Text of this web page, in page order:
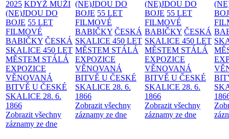
2025 KDYŽ MUŽI
(NE)JDOU DO
BOJE 55 LET
FILMOVÉ
BABIČKY ČESKÁ
SKALICE 450 LET
MĚSTEM STÁLÁ
EXPOZICE
VĚNOVANÁ
BITVĚ U ČESKÉ
SKALICE 28. 6.
1866
Zobrazit všechny
záznamy ze dne
(NE)JDOU DO
BOJE 55 LET
FILMOVÉ
BABIČKY ČESKÁ
SKALICE 450 LET
MĚSTEM STÁLÁ
EXPOZICE
VĚNOVANÁ
BITVĚ U ČESKÉ
SKALICE 28. 6.
1866
Zobrazit všechny
záznamy ze dne
(NE)JDOU DO
BOJE 55 LET
FILMOVÉ
BABIČKY ČESKÁ
SKALICE 450 LET
MĚSTEM STÁLÁ
EXPOZICE
VĚNOVANÁ
BITVĚ U ČESKÉ
SKALICE 28. 6.
1866
Zobrazit všechny
záznamy ze dne